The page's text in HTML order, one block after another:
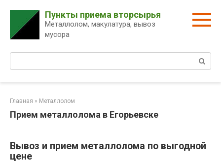
контенту
Пункты приема вторсырья
Металлолом, макулатура, вывоз
мусора
Главная » Металлолом
Прием металлолома в Егорьевске
Вывоз и прием металлолома по выгодной
цене